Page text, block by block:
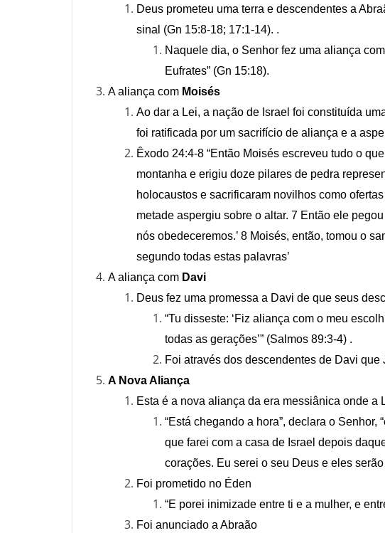
Deus prometeu uma terra e descendentes a
sinal (Gn 15:8-18; 17:1-14). .
Naquele dia, o Senhor fez uma aliança
Eufrates” (Gn 15:18).
A aliança com Moisés
Ao dar a Lei, a nação de Israel foi constituída
foi ratificada por um sacrifício de aliança e a
Êxodo 24:4-8 “Então Moisés escreveu tudo o
montanha e erigiu doze pilares de pedra
holocaustos e sacrificaram novilhos como
metade aspergiu sobre o altar. 7 Então ele
nós obedeceremos.’ 8 Moisés, então, tomou o
segundo todas estas palavras’
A aliança com Davi
Deus fez uma promessa a Davi de que seus
“Tu disseste: ‘Fiz aliança com o meu
todas as gerações’” (Salmos 89:3-4) .
Foi através dos descendentes de Davi que
A Nova Aliança
Esta é a nova aliança da era messiânica onde
“Está chegando a hora”, declara o
que farei com a casa de Israel depois
corações. Eu serei o seu Deus e eles serão
Foi prometido no Éden
“E porei inimizade entre ti e a mulher, e
Foi anunciado a Abraão